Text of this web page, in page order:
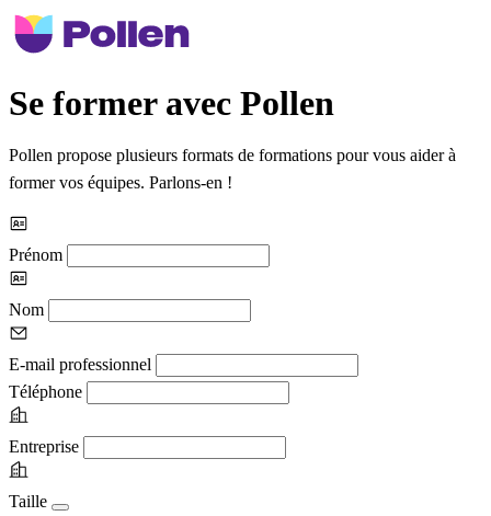
Se former avec Pollen
Pollen propose plusieurs formats de formations pour vous aider à
former vos équipes. Parlons-en !
Prénom
Nom
E-mail professionnel
Téléphone
Entreprise
Taille